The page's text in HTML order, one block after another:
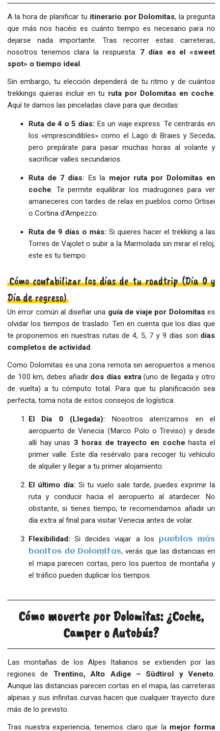
A la hora de planificar tu itinerario por Dolomitas, la pregunta
que más nos hacéis es cuánto tiempo es necesario para no
dejarse nada importante. Tras recorrer estas carreteras,
nosotros tenemos clara la respuesta: 7 días es el «sweet
spot» o tiempo ideal.
Sin embargo, tu elección dependerá de tu ritmo y de cuántos
trekkings quieras incluir en tu ruta por Dolomitas en coche.
Aquí te damos las pinceladas clave para que decidas:
Ruta de 4 o 5 días: Es un viaje express. Te centrarás en
los «imprescindibles» como el Lago di Braies y Seceda,
pero prepárate para pasar muchas horas al volante y
sacrificar valles secundarios.
Ruta de 7 días: Es la mejor ruta por Dolomitas en
coche. Te permite equilibrar los madrugones para ver
amaneceres con tardes de relax en pueblos como Ortisei
o Cortina d’Ampezzo.
Ruta de 9 días o más: Si quieres hacer el trekking a las
Torres de Vajolet o subir a la Marmolada sin mirar el reloj,
este es tu tiempo.
Cómo contabilizar los días de tu roadtrip (Día 0 y
Día de regreso)
Un error común al diseñar una guía de viaje por Dolomitas es
olvidar los tiempos de traslado. Ten en cuenta que los días que
te proponemos en nuestras rutas de 4, 5, 7 y 9 días son días
completos de actividad
Como Dolomitas es una zona remota sin aeropuertos a menos
de 100 km, debes añadir dos días extra(uno de llegada y otro
de vuelta) a tu cómputo total. Para que tu planificación sea
perfecta, toma nota de estos consejos de logística:
El Día 0 (Llegada): Nosotros aterrizamos en el
aeropuerto de Venecia (Marco Polo o Treviso) y desde
allí hay unas 3 horas de trayecto en cochehasta el
primer valle. Este día resérvalo para recoger tu vehículo
de alquiler y llegar a tu primer alojamiento.
El último día: Si tu vuelo sale tarde, puedes exprimir la
ruta y conducir hacia el aeropuerto al atardecer. No
obstante, si tienes tiempo, te recomendamos añadir un
día extra al final para visitar Venecia antes de volar.
Flexibilidad: Si decides viajar a los pueblos más
bonitos de Dolomitas, verás que las distancias en
el mapa parecen cortas, pero los puertos de montaña y
el tráfico pueden duplicar los tiempos.
Cómo moverte por Dolomitas: ¿Coche,
Camper o Autobús?
Las montañas de los Alpes Italianos se extienden por las
regiones de Trentino, Alto Adige – Südtirol y Veneto
Aunque las distancias parecen cortas en el mapa, las carreteras
alpinas y sus infinitas curvas hacen que cualquier trayecto dure
más de lo previsto.
Tras nuestra experiencia, tenemos claro que la mejor forma